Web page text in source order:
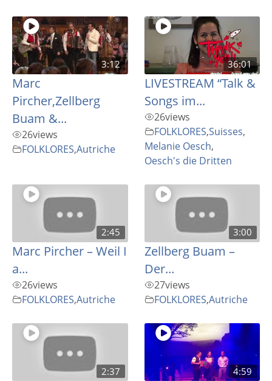
3:12
Marc
Pircher,Zellberg
Buam &...
26views
FOLKLORES,Autriche
36:01
LIVESTREAM “Talk &
Songs im...
26views
FOLKLORES,Suisses,
Melanie Oesch,
Oesch's die Dritten
2:45
Marc Pircher – Weil I
a...
26views
FOLKLORES,Autriche
3:00
Zellberg Buam –
Der...
27views
FOLKLORES,Autriche
2:37 4:59